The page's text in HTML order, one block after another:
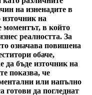
на изненадите в
източник на
моментът, в който
реалността. За
означава повишена
обаче,
да бъде източник на
показва, че
или напълно
готови да погледнат